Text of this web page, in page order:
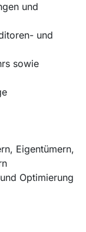
und
und
sowie
Eigentümern,
Optimierung